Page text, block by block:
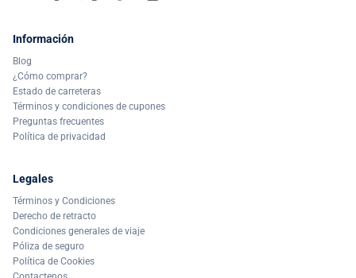
Información
Blog
¿Cómo comprar?
Estado de carreteras
Términos y condiciones de cupones
Preguntas frecuentes
Política de privacidad
Legales
Términos y Condiciones
Derecho de retracto
Condiciones generales de viaje
Póliza de seguro
Política de Cookies